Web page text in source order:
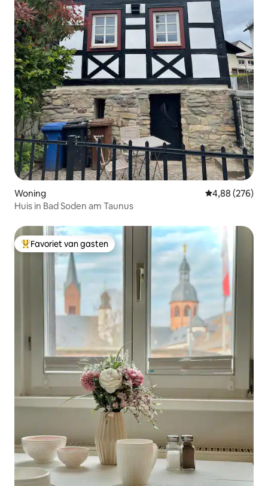
Woning Gemiddelde
4,88 (276)
Huis in Bad Soden am Taunus
Topfavoriet van gasten
Favoriet van gasten